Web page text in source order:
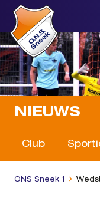
NIEUWS
Club
ONS Sneek 1